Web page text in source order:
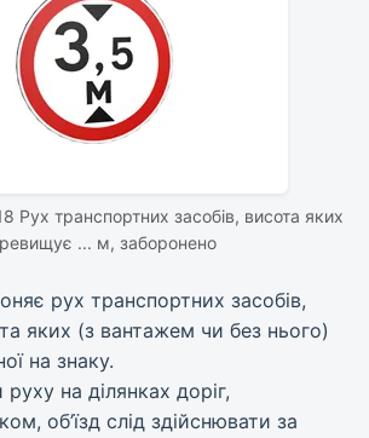
Рух транспортних засобів, висота яких
... м, заборонено
рух транспортних засобів,
яких (з вантажем чи без нього)
на знаку.
на ділянках доріг,
об’їзд слід здійснювати за